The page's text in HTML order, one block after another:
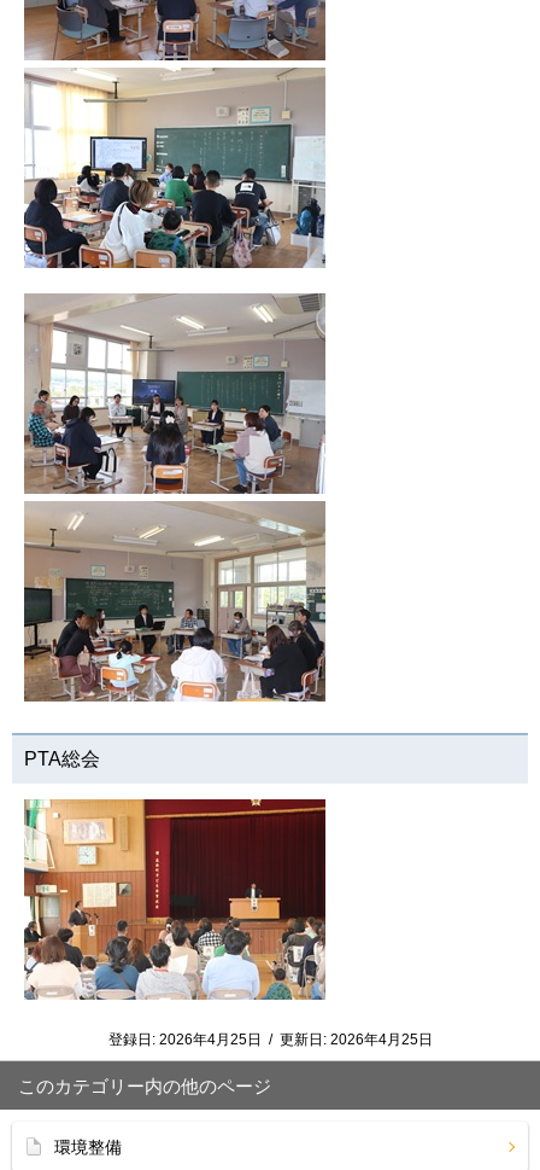
PTA総会
登録日: 2026年4月25日 / 更新日: 2026年4月25日
このカテゴリー内の他のページ
環境整備